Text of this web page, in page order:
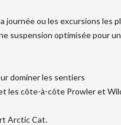
ou les excursions les
suspension optimisée pour
dominer les sentiers
les côte-à-côte Prowler et
Arctic Cat.